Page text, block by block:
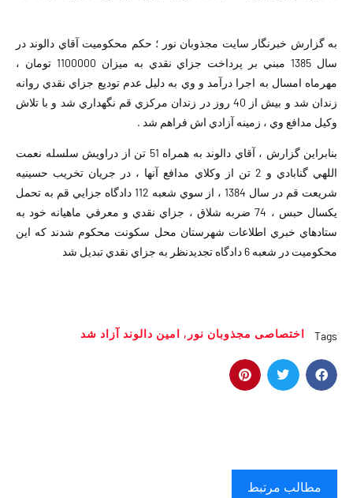
به گزارش خبرنگار سايت مجذوبان نور ؛ حكم محكوميت آقاي دالوند در
سال 1385 مبني بر پرداخت جزاي نقدي به ميزان 1100000 تومان ،
مهرماه امسال به اجرا درآمد و وي به دليل عدم توديع جزاي نقدي روانه
زندان شد و بیش از 40 روز در زندان مركزي قم نگهداري شد و با تلاش
وكيل مدافع وي ، زمینه آزادي اش فراهم شد .
بنابراين گزارش ، آقاي دالوند به همراه 51 تن از دراويش سلسله نعمت
اللهي گنابادي و 2 تن از وكلاي مدافع آنها ، در جريان تخريب حسينيه
شریعت قم در سال 1384 ، از سوي شعبه 112 دادگاه جزايي قم به تحمل
يكسال حبس ، 74 ضربه شلاق ، جزاي نقدي و معرفي ماهيانه خود به
ستادهاي خبري اطلاعات شهرستان محل سكونت محكوم شدند كه اين
محكوميت در شعبه 6 دادگاه تجديدنظر به جزاي نقدي تبديل شد
Tags اختصاصى مجذوبان نور , امین دالوند آزاد شد
مطالب مرتبط